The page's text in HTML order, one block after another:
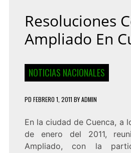
Resoluciones
Ampliado En
NOTICIAS NACIONALES
PD FEBRERO 1, 2011 BYADMIN
En la ciudad de Cuenca, a
de enero del 2011,
Ampliado, con la